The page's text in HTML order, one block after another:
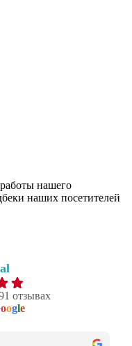
нашего
наших посетителей
отзывах
oogle